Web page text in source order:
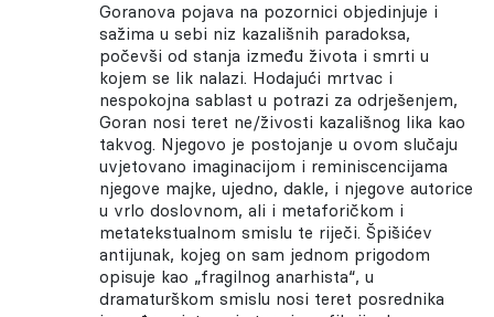
Goranova pojava na pozornici objedinjuje i
sažima u sebi niz kazališnih paradoksa,
počevši od stanja između života i smrti u
kojem se lik nalazi. Hodajući mrtvac i
nespokojna sablast u potrazi za odrješenjem,
Goran nosi teret ne/živosti kazališnog lika kao
takvog. Njegovo je postojanje u ovom slučaju
uvjetovano imaginacijom i reminiscencijama
njegove majke, ujedno, dakle, i njegove autorice
u vrlo doslovnom, ali i metaforičkom i
metatekstualnom smislu te riječi. Špišićev
antijunak, kojeg on sam jednom prigodom
opisuje kao „fragilnog anarhista“, u
dramaturškom smislu nosi teret posrednika